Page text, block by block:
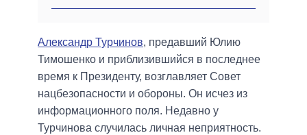
Александр Турчинов, предавший Юлию
Тимошенко и приблизившийся в последнее
время к Президенту, возглавляет Совет
нацбезопасности и обороны. Он исчез из
информационного поля. Недавно у
Турчинова случилась личная неприятность.